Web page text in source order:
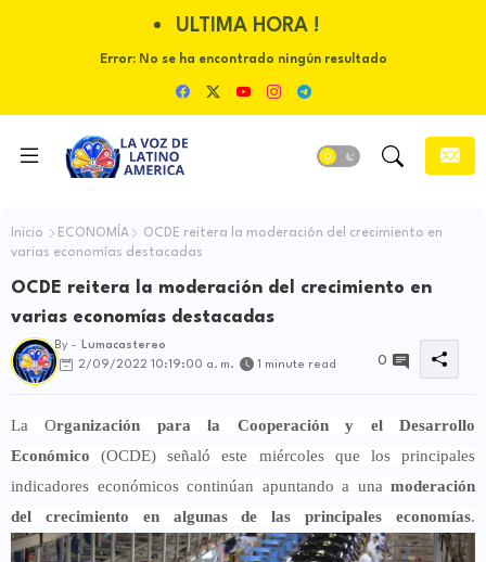
ULTIMA HORA !
Error:No se ha encontrado ningún resultado
Inicio ECONOMÍA
OCDE reitera la moderación del crecimiento en
varias economías destacadas
OCDE reitera la moderación del crecimiento en
varias economías destacadas
By -
Lumacastereo
2/09/2022 10:19:00 a. m.
1 minute read 0
La Organización para la Cooperación y el Desarrollo
Económico(OCDE) señaló este miércoles que los principales
indicadores económicos continúan apuntando a una moderación
del crecimiento en algunas de las principales economías.